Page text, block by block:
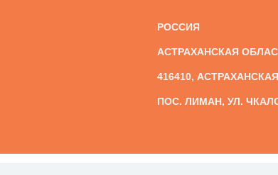
РОССИЯ
АСТРАХАНСКАЯ
416410,
ПОС. ЛИМАН, УЛ.